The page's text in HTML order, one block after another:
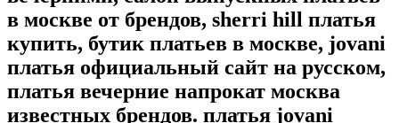
в москве от брендов, sherri hill платья
купить, бутик платьев в москве, jovani
платья официальный сайт на русском,
платья вечерние напрокат москва
известных брендов. платья jovani